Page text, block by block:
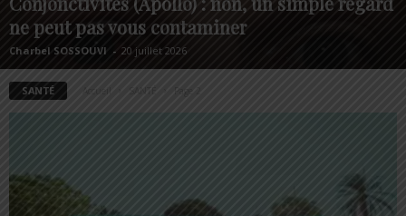
ne peut pas vous contaminer
Charbel SOSSOUVI - 20 juillet 2026
SANTÉ SANTÉ Page 2